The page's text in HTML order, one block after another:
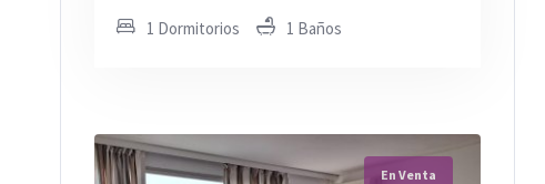
1 Dormitorios 1 Baños
En Venta